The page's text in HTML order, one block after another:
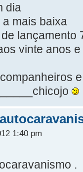
dia
mais baixa
lançamento
vinte anos
e
1:40 pm
.